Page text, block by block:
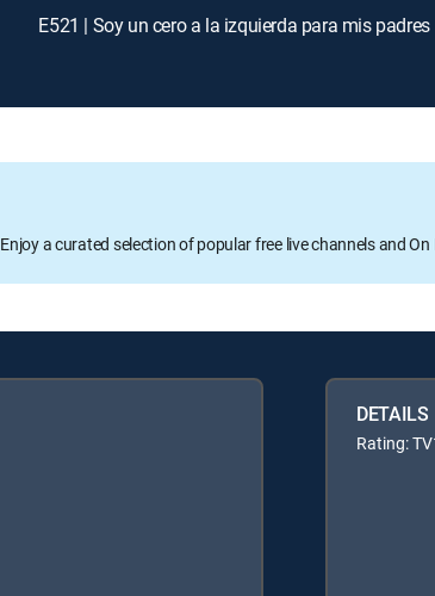
E521 | Soy un cero a la izquierda para mis padres
Enjoy a curated selection of popular free live channels and
DETAILS
Rating: